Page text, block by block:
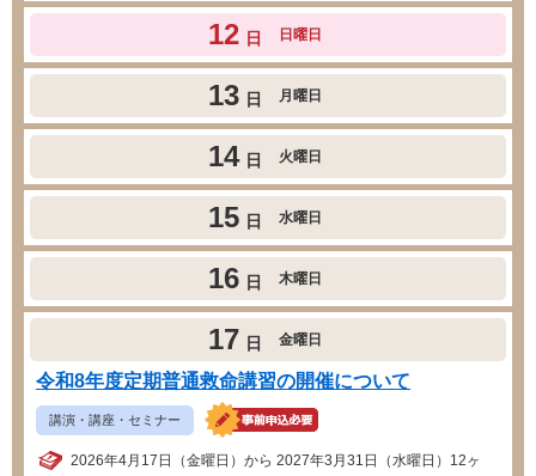
12 日 日曜日
13 日 月曜日
14 日 火曜日
15 日 水曜日
16 日 木曜日
17 日 金曜日
令和8年度定期普通救命講習の開催について
講演・講座・セミナー
2026年4月17日（金曜日）から 2027年3月31日（水曜日）12ヶ